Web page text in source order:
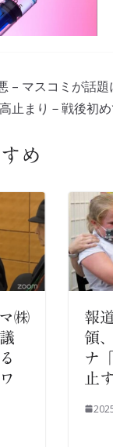
– マスコミが話題
止まり－戦後初
め
㈱
報
領
ナ
止